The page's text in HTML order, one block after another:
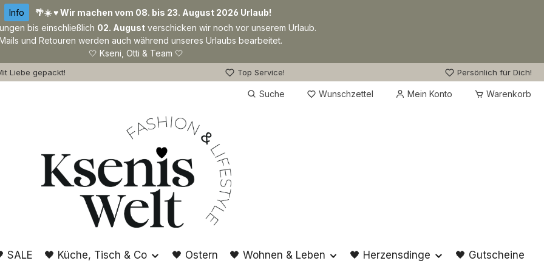
Info
🌴☀️ ♥ Wir machen vom 08. bis 23. August 2026 Urlaub!
bis einschließlich 02. August verschicken wir noch vor unserem Urlaub.
und Retouren werden auch während unseres Urlaubs bearbeitet.
🤍 Kseni, Otti & Team 🤍
Liebe gepackt! Top Service! Persönlich für Dich!
Suche Wunschzettel Du hast 0 Produkte auf dem Merkzettel
Mein Konto Warenkorb
SALE 🖤 Küche, Tisch & Co 🖤 Ostern 🖤 Wohnen & Leben 🖤 Herzensdinge 🖤 Gutscheine